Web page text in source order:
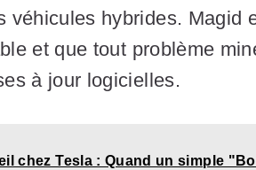
véhicules hybrides. Magid
et que tout problème
à jour logicielles.
chez Tesla : Quand un simple